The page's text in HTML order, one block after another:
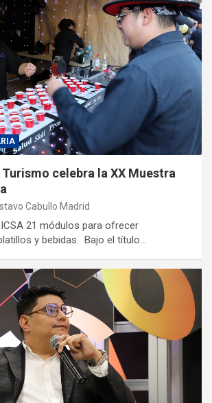
celebra la XX Muestra
Cabullo Madrid
21 módulos para ofrecer
y bebidas. Bajo el título…